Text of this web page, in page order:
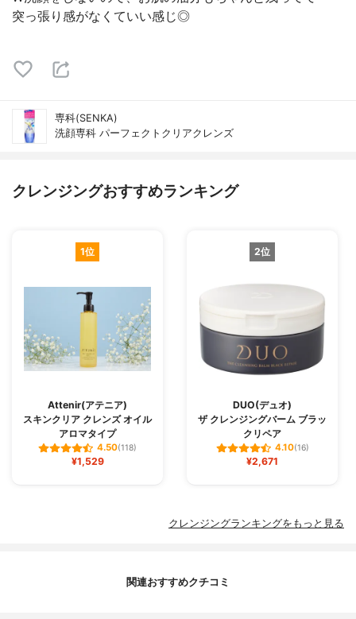
突っ張り感がなくていい感じ◎
専科(SENKA)
洗顔専科 パーフェクトクリアクレンズ
クレンジングおすすめランキング
1位
Attenir(アテニア)
スキンクリア クレンズ オイル
アロマタイプ
4.50(118)
¥1,529
2位
DUO(デュオ)
ザ クレンジングバーム ブラッ
クリペア
4.10(16)
¥2,671
クレンジングランキングをもっと見る
関連おすすめクチコミ